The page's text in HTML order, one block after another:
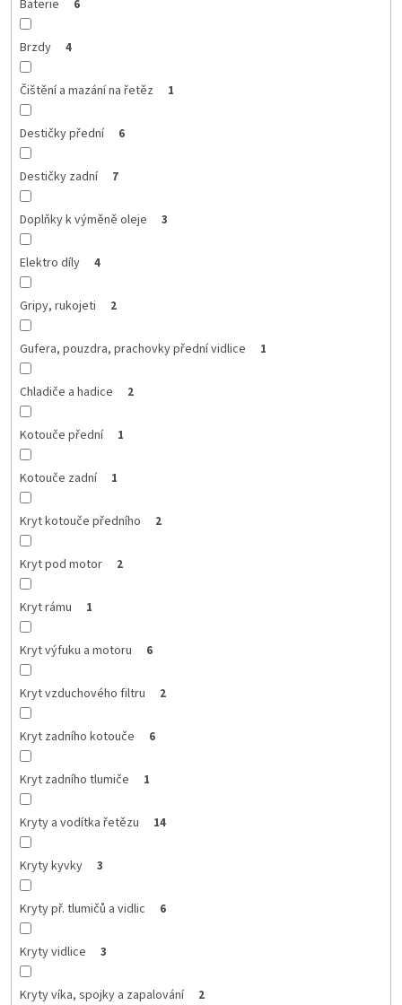
Baterie 6
Brzdy 4
Čištění a mazání na řetěz 1
Destičky přední 6
Destičky zadní 7
Doplňky k výměně oleje 3
Elektro díly 4
Gripy, rukojeti 2
Gufera, pouzdra, prachovky přední vidlice 1
Chladiče a hadice 2
Kotouče přední 1
Kotouče zadní 1
Kryt kotouče předního 2
Kryt pod motor 2
Kryt rámu 1
Kryt výfuku a motoru 6
Kryt vzduchového filtru 2
Kryt zadního kotouče 6
Kryt zadního tlumiče 1
Kryty a vodítka řetězu 14
Kryty kyvky 3
Kryty př. tlumičů a vidlic 6
Kryty vidlice 3
Kryty víka, spojky a zapalování 2